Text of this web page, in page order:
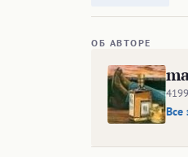
ОБ АВТОРЕ
Все